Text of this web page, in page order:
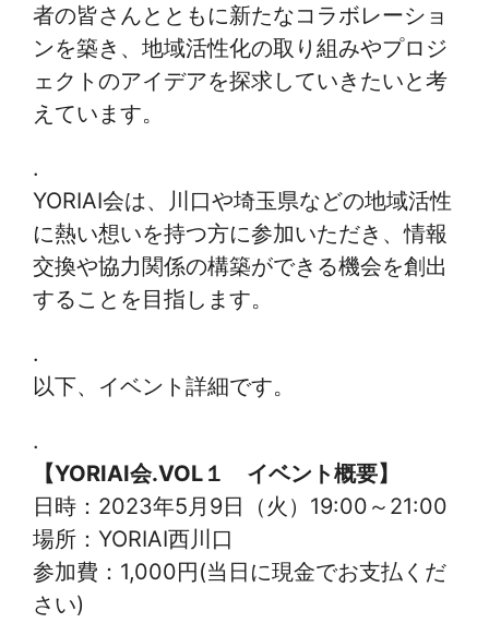
者の皆さんとともに新たなコラボレーショ
ンを築き、地域活性化の取り組みやプロジ
ェクトのアイデアを探求していきたいと考
えています。
.
YORIAI会は、川口や埼玉県などの地域活性
に熱い想いを持つ方に参加いただき、情報
交換や協力関係の構築ができる機会を創出
することを目指します。
.
以下、イベント詳細です。
.
【YORIAI会.VOL１ イベント概要】
日時：2023年5月9日（火）19:00～21:00
場所：YORIAI西川口
参加費：1,000円(当日に現金でお支払くだ
さい)